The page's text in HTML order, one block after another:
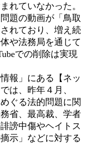
れていなかった。
題の動画が「鳥取
れており、増え続
や法務局を通じて
での削除は実現
報」にある【ネッ
は、昨年４月、
ぐる法的問題に関
省、最高裁、学者
謗中傷やヘイトス
示」などに対する